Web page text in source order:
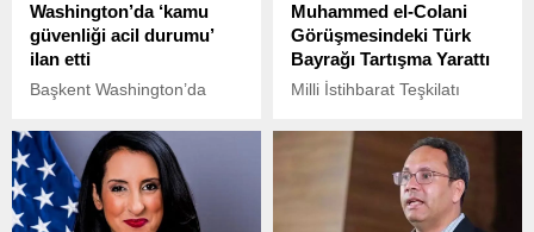
Washington’da ‘kamu
güvenliği acil durumu’
ilan etti
Başkent Washington’da
oranını düşürmek amacıyla
Muhammed el-Colani
Görüşmesindeki Türk
Bayrağı Tartışma Yarattı
Milli İstihbarat Teşkilatı
Kalın’ın Şam ziyareti
kapsamında gerçekleştirdiği
görüşme, sosyal medyada
büyük yankı uyandırdı.